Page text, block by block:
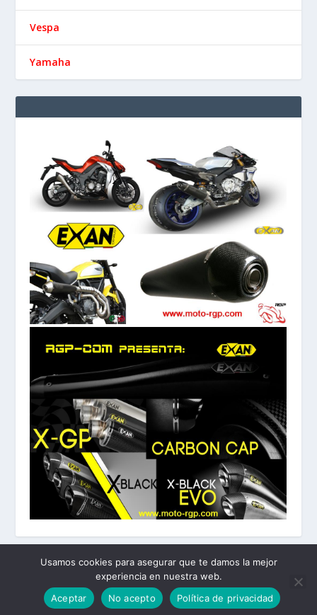
Vespa
Yamaha
Elegant Themes | Desarrollado por WordPress
Usamos cookies para asegurar que te damos la mejor
experiencia en nuestra web.
Aceptar
No acepto Política de privacidad